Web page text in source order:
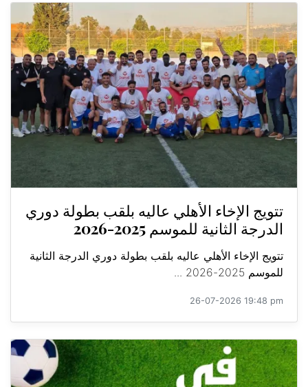
تتويج الإخاء الأهلي عاليه بلقب بطولة دوري
الدرجة الثانية للموسم 2025-2026
تتويج الإخاء الأهلي عاليه بلقب بطولة دوري الدرجة الثانية
للموسم 2025-2026 ...
26-07-2026 19:48 pm